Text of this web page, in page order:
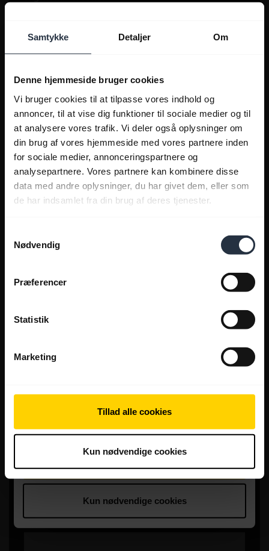
Samtykke Detaljer Om
Denne hjemmeside bruger cookies
Vi bruger cookies til at tilpasse vores indhold og
annoncer, til at vise dig funktioner til sociale medier og til
at analysere vores trafik. Vi deler også oplysninger om
din brug af vores hjemmeside med vores partnere inden
for sociale medier, annonceringspartnere og
analysepartnere. Vores partnere kan kombinere disse
data med andre oplysninger, du har givet dem, eller som
de har indsamlet fra din brug af deres tjenester.
Nødvendig
Præferencer
Statistik
Marketing
Tillad alle cookies
Kun nødvendige cookies